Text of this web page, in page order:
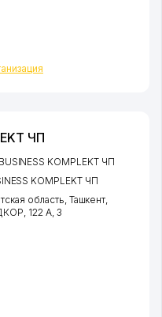
ЧП
KOMPLEKT ЧП
KOMPLEKT ЧП
область Ташкент
, 122 А, 3